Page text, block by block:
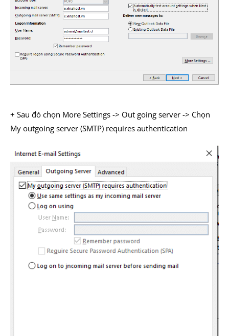
+ Sau đó chọn More Settings -> Out going server -> Chọn
My outgoing server (SMTP) requires authentication